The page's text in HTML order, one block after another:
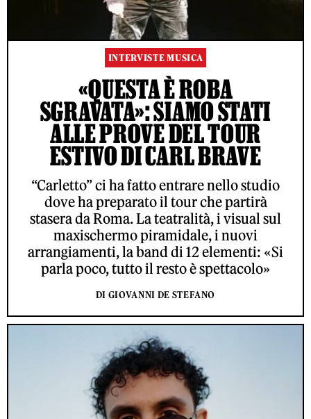
INTERVISTE MUSICA
«QUESTA È ROBA
SGRAVATA»: SIAMO STATI
ALLE PROVE DEL TOUR
ESTIVO DI CARL BRAVE
“Carletto” ci ha fatto entrare nello studio
dove ha preparato il tour che partirà
stasera da Roma. La teatralità, i visual sul
maxischermo piramidale, i nuovi
arrangiamenti, la band di 12 elementi: «Si
parla poco, tutto il resto è spettacolo»
DI GIOVANNI DE STEFANO